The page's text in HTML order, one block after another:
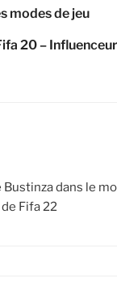
modes de jeu
20 –
dans le
Fifa 22